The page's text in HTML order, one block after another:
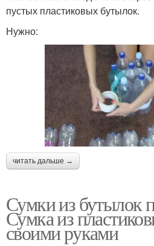
пустых пластиковых бутылок.
Нужно:
читать дальше →
Сумки из бутылок
Сумка из
своими руками